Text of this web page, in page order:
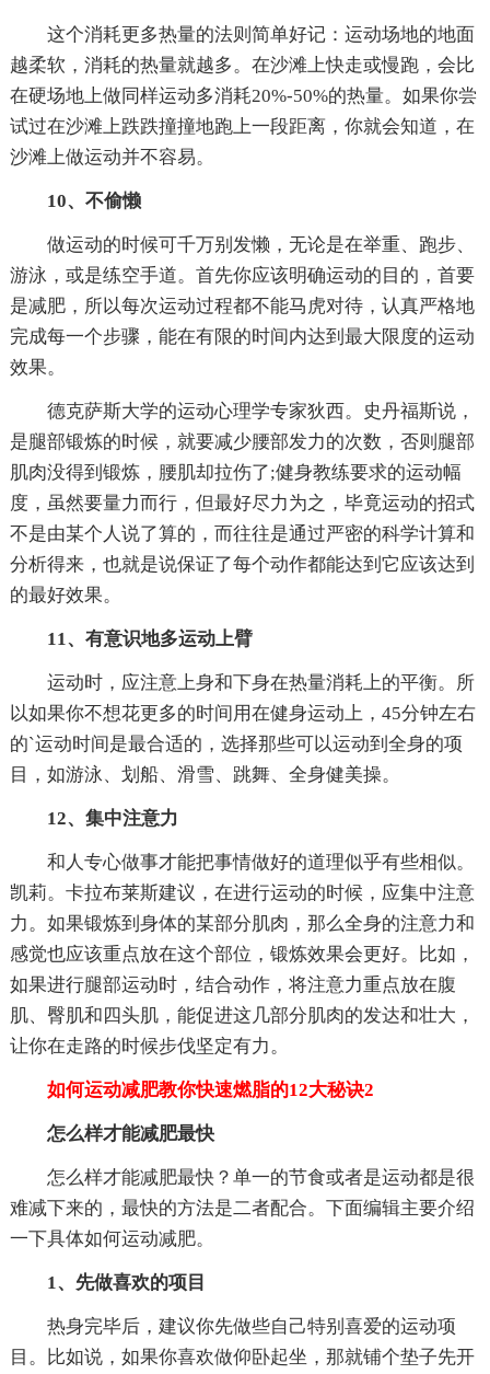
这个消耗更多热量的法则简单好记：运动场地的地面
越柔软，消耗的热量就越多。在沙滩上快走或慢跑，会比
在硬场地上做同样运动多消耗20%-50%的热量。如果你尝
试过在沙滩上跌跌撞撞地跑上一段距离，你就会知道，在
沙滩上做运动并不容易。
10、不偷懒
做运动的时候可千万别发懒，无论是在举重、跑步、
游泳，或是练空手道。首先你应该明确运动的目的，首要
是减肥，所以每次运动过程都不能马虎对待，认真严格地
完成每一个步骤，能在有限的时间内达到最大限度的运动
效果。
德克萨斯大学的运动心理学专家狄西。史丹福斯说，
是腿部锻炼的时候，就要减少腰部发力的次数，否则腿部
肌肉没得到锻炼，腰肌却拉伤了;健身教练要求的运动幅
度，虽然要量力而行，但最好尽力为之，毕竟运动的招式
不是由某个人说了算的，而往往是通过严密的科学计算和
分析得来，也就是说保证了每个动作都能达到它应该达到
的最好效果。
11、有意识地多运动上臂
运动时，应注意上身和下身在热量消耗上的平衡。所
以如果你不想花更多的时间用在健身运动上，45分钟左右
的`运动时间是最合适的，选择那些可以运动到全身的项
目，如游泳、划船、滑雪、跳舞、全身健美操。
12、集中注意力
和人专心做事才能把事情做好的道理似乎有些相似。
凯莉。卡拉布莱斯建议，在进行运动的时候，应集中注意
力。如果锻炼到身体的某部分肌肉，那么全身的注意力和
感觉也应该重点放在这个部位，锻炼效果会更好。比如，
如果进行腿部运动时，结合动作，将注意力重点放在腹
肌、臀肌和四头肌，能促进这几部分肌肉的发达和壮大，
让你在走路的时候步伐坚定有力。
如何运动减肥教你快速燃脂的12大秘诀2
怎么样才能减肥最快
怎么样才能减肥最快？单一的节食或者是运动都是很
难减下来的，最快的方法是二者配合。下面编辑主要介绍
一下具体如何运动减肥。
1、先做喜欢的项目
热身完毕后，建议你先做些自己特别喜爱的运动项
目。比如说，如果你喜欢做仰卧起坐，那就铺个垫子先开